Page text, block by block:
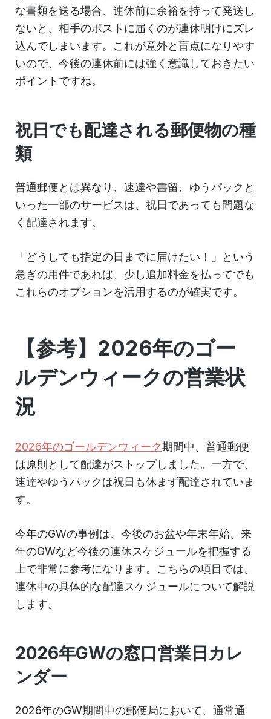
な書類を送る場合、連休前に余裕を持って発送し
ないと、相手のポストに届くのが連休明けにズレ
込んでしまいます。これが意外と盲点になりやす
いので、今後の連休前には強く意識しておきたい
ポイントですね。
祝日でも配達される郵便物の種
類
普通郵便とは異なり、速達や書留、ゆうパックと
いった一部のサービスは、祝日であっても問題な
く配達されます。
「どうしても指定の日までに届けたい！」という
急ぎの用件であれば、少し追加料金を払ってでも
これらのオプションを活用するのが確実です。
【参考】2026年のゴー
ルデンウィークの営業状
況
2026年のゴールデンウィーク期間中、普通郵便
は原則として配達がストップしました。一方で、
速達やゆうパックは祝日も休まず配達されていま
す。
今年のGWの事例は、今後のお盆や年末年始、来
年のGWなど今後の連休スケジュールを把握する
上で非常に参考になります。こちらの項目では、
連休中の具体的な配達スケジュールについて解説
します。
2026年GWの窓口営業日カレ
ンダー
2026年のGW期間中の郵便局において、通常通